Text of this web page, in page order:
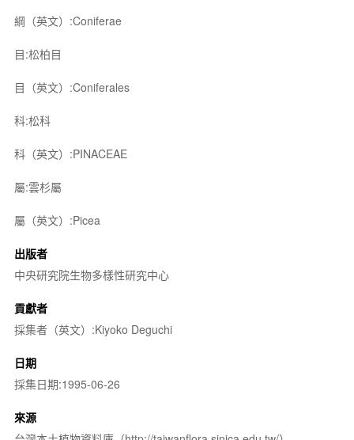
綱（英文）:Coniferae
目:松柏目
目（英文）:Coniferales
科:松科
科（英文）:PINACEAE
屬:雲杉屬
屬（英文）:Picea
出版者
中央研究院生物多樣性研究中心
貢獻者
採集者（英文）:Kiyoko Deguchi
日期
採集日期:1995-06-26
來源